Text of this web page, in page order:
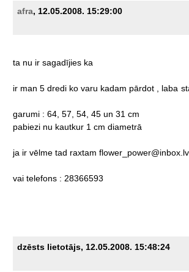
afra, 12.05.2008. 15:29:00
ta nu ir sagadījies ka
ir man 5 dredi ko varu kadam pārdot laba
garumi : 64, 57, 54, 45 un 31 cm
pabiezi nu kautkur 1 cm diametrā
ja ir vēlme tad raxtam flower_power@inbox.lv
vai telefons : 28366593
dzēsts lietotājs, 12.05.2008. 15:48:24